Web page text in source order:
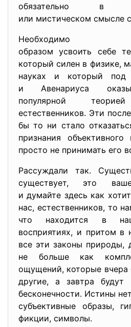
обязательно в
или мистическом смысле
Необходимо
образом усвоить себе
который силен в физике,
науках и который
и Авенариуса
популярной
естественников. Эти
бы то ни стало
признания
просто не принимать его
Рассуждали так.
существует, это
и думайте здесь как
нас, естественников, то
что находится в
восприятиях, и притом в
все эти законы природы,
не больше как
ощущений, которые вчера
другие, а завтра
бесконечности. Истины
субъективные образы,
фикции, символы.